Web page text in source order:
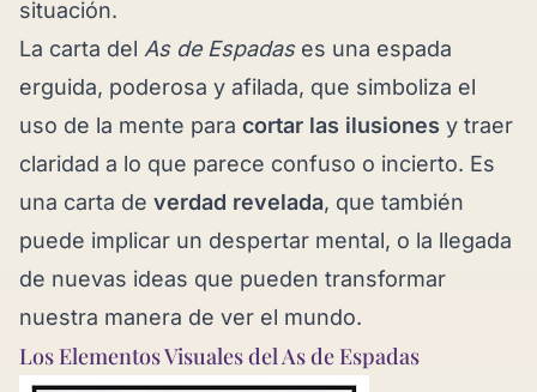
situación.
La carta del As de Espadases una espada
erguida, poderosa y afilada, que simboliza el
uso de la mente para cortar las ilusiones y traer
claridad a lo que parece confuso o incierto. Es
una carta de verdad revelada, que también
puede implicar un despertar mental, o la llegada
de nuevas ideas que pueden transformar
nuestra manera de ver el mundo.
Los Elementos Visuales del As de Espadas